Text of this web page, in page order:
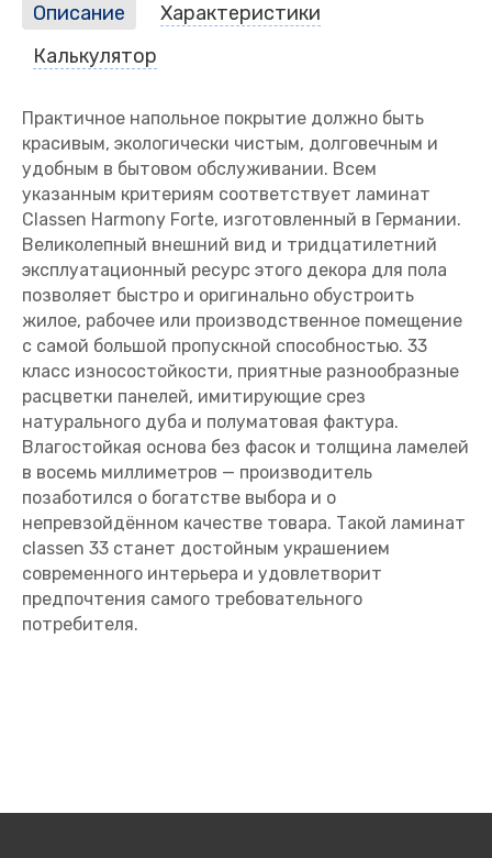
Описание
Характеристики
Калькулятор
Практичное напольное покрытие должно быть
красивым, экологически чистым, долговечным и
удобным в бытовом обслуживании. Всем
указанным критериям соответствует ламинат
Classen Harmony Forte, изготовленный в Германии.
Великолепный внешний вид и тридцатилетний
эксплуатационный ресурс этого декора для пола
позволяет быстро и оригинально обустроить
жилое, рабочее или производственное помещение
с самой большой пропускной способностью. 33
класс износостойкости, приятные разнообразные
расцветки панелей, имитирующие срез
натурального дуба и полуматовая фактура.
Влагостойкая основа без фасок и толщина ламелей
в восемь миллиметров — производитель
позаботился о богатстве выбора и о
непревзойдённом качестве товара. Такой ламинат
classen 33 станет достойным украшением
современного интерьера и удовлетворит
предпочтения самого требовательного
потребителя.